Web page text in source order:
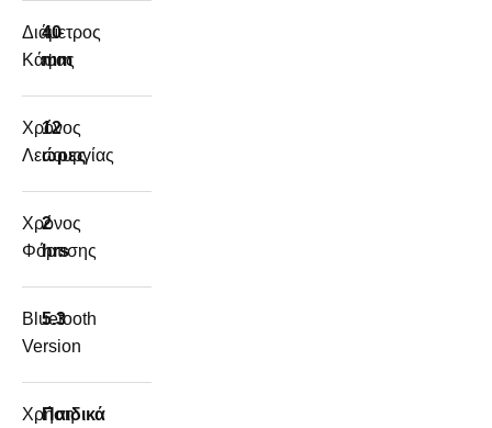
Διάμετρος
Κάψας
40
mm
Χρόνος
Λειτουργίας
12
ώρες
Χρόνος
Φόρτισης
2
hrs
Bluetooth
Version
5.3
Χρήση
Παιδικά